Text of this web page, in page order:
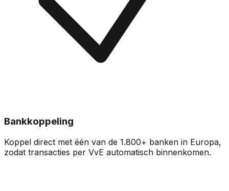
Bankkoppeling
Koppel direct met één van de 1.800+ banken in Europa,
zodat transacties per VvE automatisch binnenkomen.